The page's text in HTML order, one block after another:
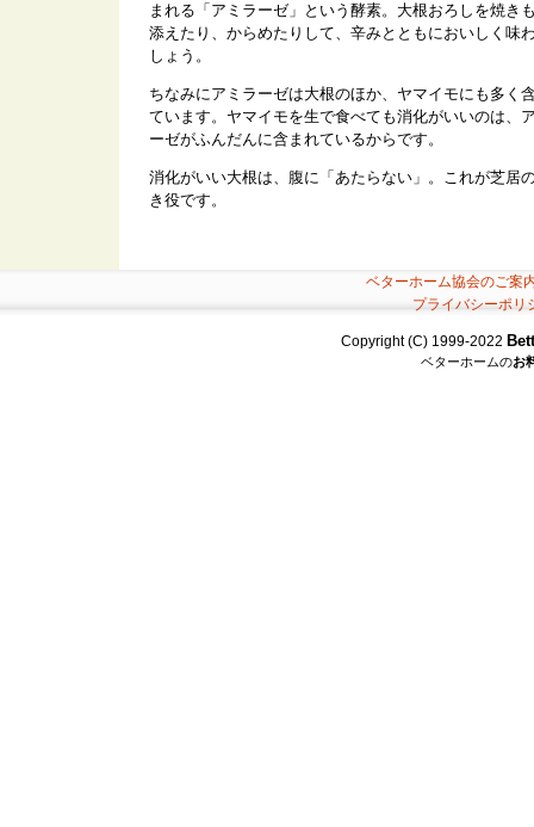
まれる「アミラーゼ」という酵素。大根おろしを焼き
添えたり、からめたりして、辛みとともにおいしく味
しょう。
ちなみにアミラーゼは大根のほか、ヤマイモにも多く
ています。ヤマイモを生で食べても消化がいいのは、
ーゼがふんだんに含まれているからです。
消化がいい大根は、腹に「あたらない」。これが芝居
き役です。
ベターホーム協会のご案
プライバシーポリ
Copyright (C) 1999-2022
ベターホームのお